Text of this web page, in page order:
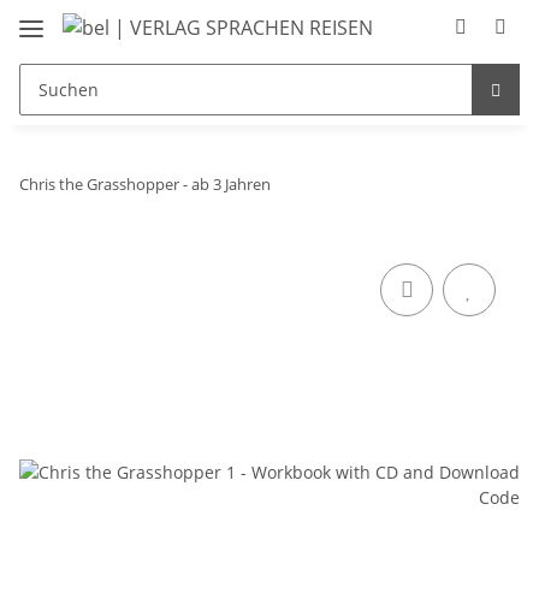
Chris the Grasshopper - ab 3 Jahren